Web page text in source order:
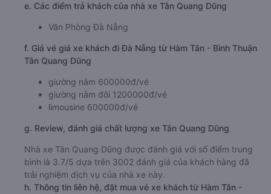
e. Các điểm trả khách của nhà xe Tân Quang Dũng
Văn Phòng Đà Nẵng
f. Giá vé giá xe khách đi Đà Nẵng từ Hàm Tân - Bình Thuận
Tân Quang Dũng
giường nằm 600000đ/vé
giường nằm đôi 1200000đ/vé
limousine 600000đ/vé
g. Review, đánh giá chất lượng xe Tân Quang Dũng
Nhà xe Tân Quang Dũng được đánh giá với số điểm trung
bình là 3.7/5 dựa trên 3002 đánh giá của khách hàng đã
trải nghiệm dịch vụ của nhà xe này.
h. Thông tin liên hệ, đặt mua vé xe khách từ Hàm Tân -